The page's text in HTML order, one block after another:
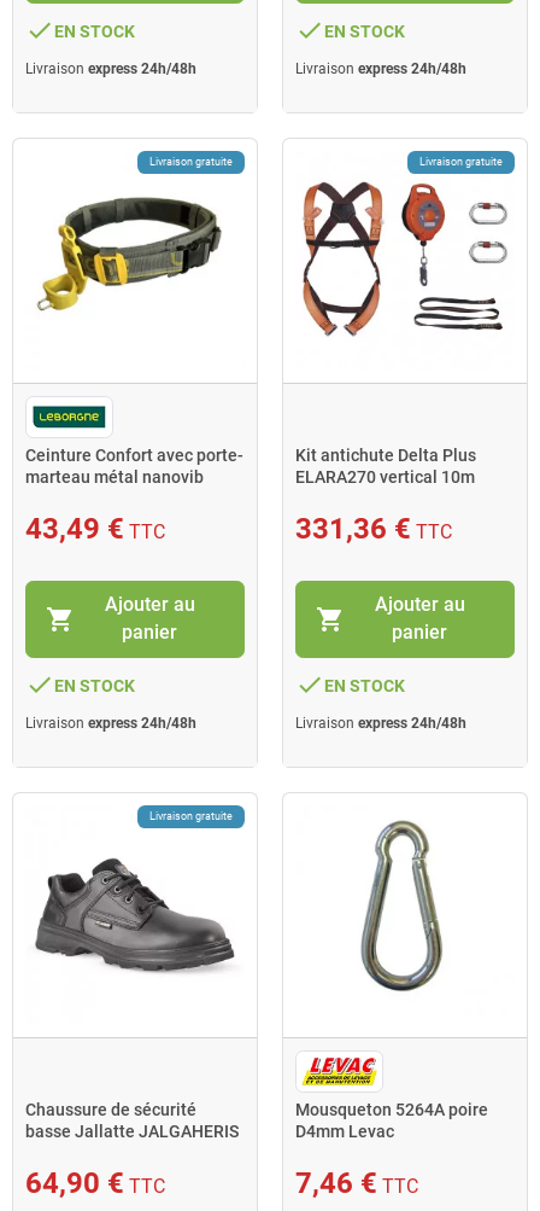
done EN STOCK
Livraison express 24h/48h
done EN STOCK
Livraison express 24h/48h
Livraison gratuite
Ceinture Confort avec porte-
marteau métal nanovib
43,49 € TTC
shopping_cart
Ajouter au
panier
done EN STOCK
Livraison express 24h/48h
Livraison gratuite
Kit antichute Delta Plus
ELARA270 vertical 10m
331,36 € TTC
shopping_cart
Ajouter au
panier
done EN STOCK
Livraison express 24h/48h
Livraison gratuite
Chaussure de sécurité
basse Jallatte JALGAHERIS
64,90 € TTC
Mousqueton 5264A poire
D4mm Levac
7,46 € TTC